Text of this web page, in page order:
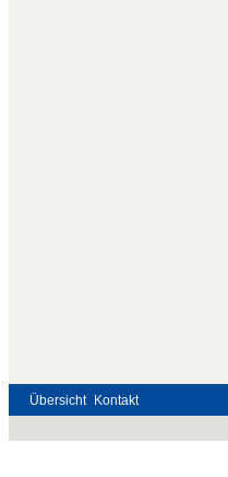
Übersicht Kontakt